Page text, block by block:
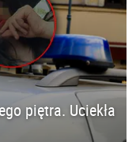
piętra. Uciekła